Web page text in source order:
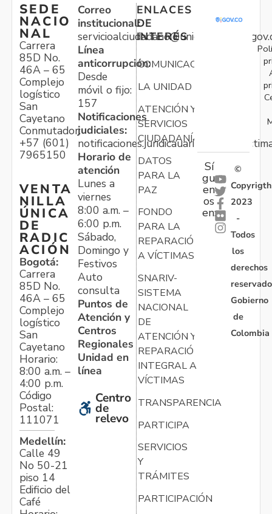
SEDE
NACIO
NAL
Carrera
85D No.
46A – 65
Complejo
logístico
San
Cayetano
Conmutador:
+57 (601)
7965150
VENTA
NILLA
ÚNICA
DE
RADIC
ACIÓN
Bogotá:
Carrera
85D No.
46A – 65
Complejo
logístico
San
Cayetano
Horario:
8:00 a.m. –
4:00 p.m.
Código
Postal:
111071
Medellín:
Calle 49
No 50-21
piso 14
Edificio del
Café
Correo
institucional:
Línea
anticorrupción:
Desde
móvil o fijo:
157
Notificaciones
judiciales:
Horario de
atención
Lunes a
viernes
8:00 a.m. –
6:00 p.m.
Sábado,
Domingo y
Festivos
Auto
consulta
Puntos de
Atención y
Centros
Regionales
Unidad en
línea
Centro
de
relevo
ENLACES
DE
INTERÉS
COMUNICACIONES
LA UNIDAD
ATENCIÓN Y
SERVICIOS
CIUDADANÍA
DATOS
PARA LA
PAZ
FONDO
PARA LA
REPARACIÓN
A VÍCTIMAS
SNARIV-
SISTEMA
NACIONAL
DE
ATENCIÓN Y
REPARACIÓN
INTEGRAL A
VÍCTIMAS
TRANSPARENCIA
PARTICIPA
SERVICIOS
Y
TRÁMITES
PARTICIPACIÓN
Sí
gu
en
os
en:
©
Copyrigth
2023
-
Todos
los
derechos
Gobierno
de
Colombia